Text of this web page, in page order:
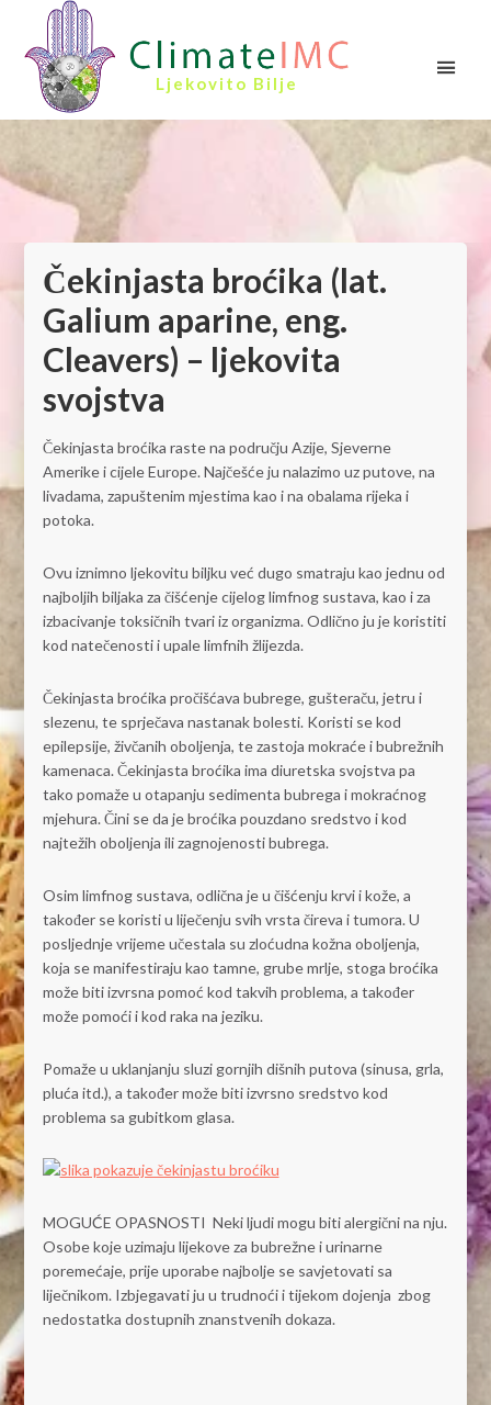
Ljekovito Bilje
Čekinjasta broćika (lat.
Galium aparine, eng.
Cleavers) – ljekovita
svojstva
Čekinjasta broćika raste na području Azije, Sjeverne
Amerike i cijele Europe. Najčešće ju nalazimo uz putove, na
livadama, zapuštenim mjestima kao i na obalama rijeka i
potoka.
Ovu iznimno ljekovitu biljku već dugo smatraju kao jednu od
najboljih biljaka za čišćenje cijelog limfnog sustava, kao i za
izbacivanje toksičnih tvari iz organizma. Odlično ju je koristiti
kod natečenosti i upale limfnih žlijezda.
Čekinjasta broćika pročišćava bubrege, gušteraču, jetru i
slezenu, te sprječava nastanak bolesti. Koristi se kod
epilepsije, živčanih oboljenja, te zastoja mokraće i bubrežnih
kamenaca. Čekinjasta broćika ima diuretska svojstva pa
tako pomaže u otapanju sedimenta bubrega i mokraćnog
mjehura. Čini se da je broćika pouzdano sredstvo i kod
najtežih oboljenja ili zagnojenosti bubrega.
Osim limfnog sustava, odlična je u čišćenju krvi i kože, a
također se koristi u liječenju svih vrsta čireva i tumora. U
posljednje vrijeme učestala su zloćudna kožna oboljenja,
koja se manifestiraju kao tamne, grube mrlje, stoga broćika
može biti izvrsna pomoć kod takvih problema, a također
može pomoći i kod raka na jeziku.
Pomaže u uklanjanju sluzi gornjih dišnih putova (sinusa, grla,
pluća itd.), a također može biti izvrsno sredstvo kod
problema sa gubitkom glasa.
MOGUĆE OPASNOSTI Neki ljudi mogu biti alergični na nju.
Osobe koje uzimaju lijekove za bubrežne i urinarne
poremećaje, prije uporabe najbolje se savjetovati sa
liječnikom. Izbjegavati ju u trudnoći i tijekom dojenja zbog
nedostatka dostupnih znanstvenih dokaza.